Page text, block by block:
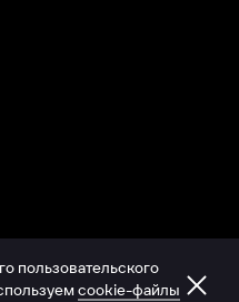
пользовательского
cookie-файлы